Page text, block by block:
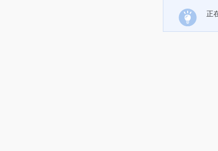
正